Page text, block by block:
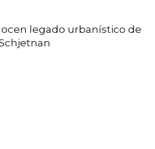
legado urbanístico de